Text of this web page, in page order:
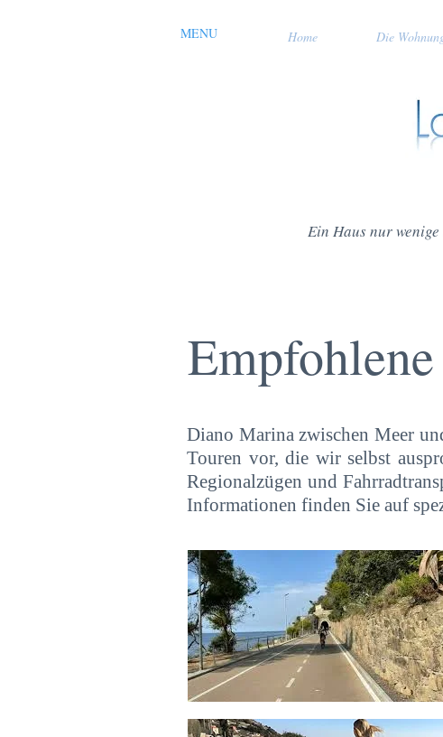
MENU Home Die
Ein Haus nur
Diano Marina zwischen Meer
Touren vor, die wir selbst
Regionalzügen und
Informationen finden Sie auf